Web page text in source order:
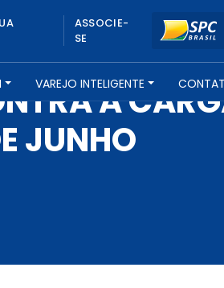
ASSOCIE-
SE
VAREJO INTELIGENTE
A
JUNHO